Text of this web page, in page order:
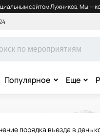
сайтом Лужников. Мы —
Популярное Еще
порядка въезда в день